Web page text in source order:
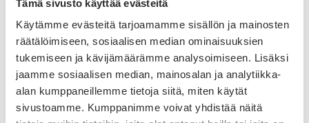
Tämä sivusto käyttää evästeitä
Käytämme evästeitä tarjoamamme sisällön ja mainosten
räätälöimiseen, sosiaalisen median ominaisuuksien
tukemiseen ja kävijämäärämme analysoimiseen. Lisäksi
jaamme sosiaalisen median, mainosalan ja analytiikka-
alan kumppaneillemme tietoja siitä, miten käytät
sivustoamme. Kumppanimme voivat yhdistää näitä
Vahvistettu ostaja
17/09/2023
Koiran nimilaatta -
Rosteri ISO luu, tummennettu kaiverrus